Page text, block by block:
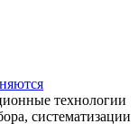
технологии
систематизации